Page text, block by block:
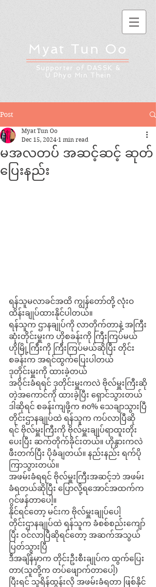
Myat Tun Oo
Supporter of DASSK &
U Phyo Min Thein
Post
မအလတပ် အဆင့်ဆင့် ဆုတ်
ပြေးနည်း
Myat Tun Oo
Dec 15, 2024 1 min read
ရန်သူမလာခင်အထိ ကျွန်တော်တို့ လုံးဝ
ထိန်းချုပ်ထားနိုင်ပါတယ်။
ရန်သူက ဌာနချုပ်ကို လာတိုက်တာနဲ့ အကြီး
ဆုံးတိုင်းမှူးက ဟိုစခန်းကို ကြီးကြပ်မယ်
ဟိုမြို့ကြီးကို ကြီးကြပ်မယ်ဆိုပြီး တိုင်း
စခန်းက အရင်ထွက်ပြေးပါတယ်
ဒုတိုင်းမှူးကို ထားခဲ့တယ်
အဝိုင်းခံရရင် ဒုတိုင်းမှူးကလဲ ဗိုလ်မှူးကြီးဆို
တဲ့အကောင်ကို ထားခဲ့ပြီး ရှောင်သွားတယ်
ဒါဆိုရင် စခန်းကျဖို့က ၈၀% သေချာသွားပြီ
တိုင်းဌာနချုပ်ထဲ ရန်သူက ကပ်လာပြီဆို
ရင် ဗိုလ်မှူးကြီးကို ဗိုလ်မှူးချုပ်ရာထူးတိုး
ပေးပြီး ဆက်တိုက်ခိုင်းတယ်။ ဟိုနွားကလဲ
ဖီးတက်ပြီး ပိုခံချတယ်။ နည်းနည်း ရက်ပို
ကြာသွားတယ်။
အဖမ်းခံရရင် ဗိုလ်မှူးကြီးအဆင့်ဘဲ အဖမ်း
ခံရတယ်ဆိုပြီး ပြောလို့ရအောင်အထက်က
ဂွင်ဖန်တာပေါ့။
နိုင်ရင်တော့ မင်းက ဗိုလ်မှူးချုပ်ပေါ့
တိုင်းဌာနချုပ်ထဲ ရန်သူက ခံစစ်စည်းကျော်
ပြီး ဝင်လာပြီဆိုရင်တော့ အဆက်အသွယ်
ပြတ်သွားပြီ
ဒီအချိန်မှာက တိုင်းဦးစီးချုပ်က ထွက်ပြေး
တာ(သူတို့က တပ်ဖျောက်တာပေါ့)
ပြီးရင် သူရိန်ထွန်းလို အဖမ်းခံရတာ ဖြစ်နိုင်